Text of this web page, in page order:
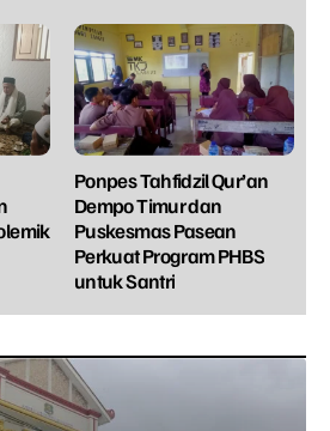
Ponpes Tahfidzil Qur’an
Dempo Timur dan
Puskesmas Pasean
Perkuat Program PHBS
untuk Santri